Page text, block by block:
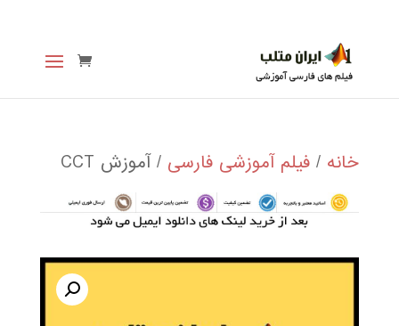
خانه / فیلم آموزشی فارسی / آموزش CCT